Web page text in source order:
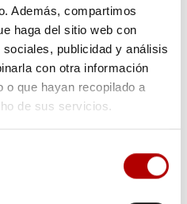
Además, compartimos
haga del sitio web con
publicidad y análisis
con otra información
o que hayan recopilado a
de sus servicios.
frontal
transparente y sin
por peso (tan solo pesa 7
disponible. Es ajustable tanto